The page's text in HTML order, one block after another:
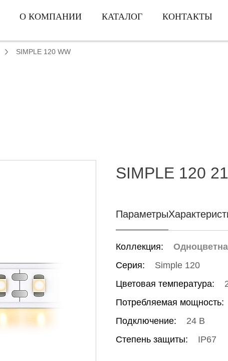
О КОМПАНИИ КАТАЛОГ КОНТАКТЫ
SIMPLE 120 WW
SIMPLE 120
Параметры
Коллекция:
Серия:
Simple 120
Цветовая температура:
Потребляемая мощность:
Подключение:
24 В
Степень защиты:
IP67